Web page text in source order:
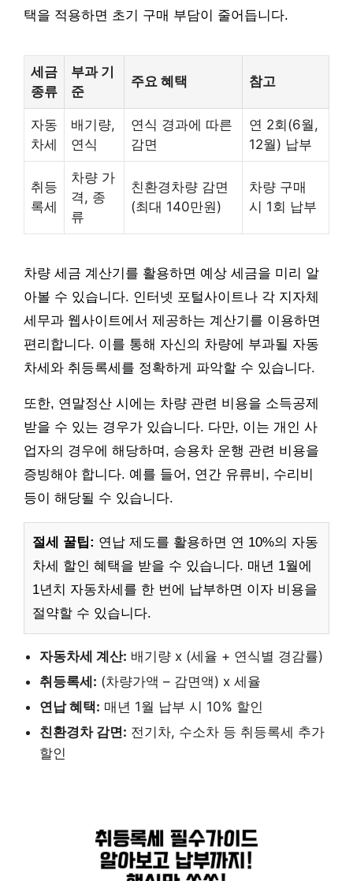
택을 적용하면 초기 구매 부담이 줄어듭니다.
세금
종류
부과 기
준
주요 혜택 참고
자동
차세
배기량,
연식
연식 경과에 따른
감면
연 2회(6월,
12월) 납부
취등
록세
차량 가
격, 종
류
친환경차량 감면
(최대 140만원)
차량 구매
시 1회 납부
차량 세금 계산기를 활용하면 예상 세금을 미리 알
아볼 수 있습니다. 인터넷 포털사이트나 각 지자체
세무과 웹사이트에서 제공하는 계산기를 이용하면
편리합니다. 이를 통해 자신의 차량에 부과될 자동
차세와 취등록세를 정확하게 파악할 수 있습니다.
또한, 연말정산 시에는 차량 관련 비용을 소득공제
받을 수 있는 경우가 있습니다. 다만, 이는 개인 사
업자의 경우에 해당하며, 승용차 운행 관련 비용을
증빙해야 합니다. 예를 들어, 연간 유류비, 수리비
등이 해당될 수 있습니다.
절세 꿀팁: 연납 제도를 활용하면 연 10%의 자동
차세 할인 혜택을 받을 수 있습니다. 매년 1월에
1년치 자동차세를 한 번에 납부하면 이자 비용을
절약할 수 있습니다.
자동차세 계산: 배기량 x (세율 + 연식별 경감률)
취등록세: (차량가액 – 감면액) x 세율
연납 혜택: 매년 1월 납부 시 10% 할인
친환경차 감면: 전기차, 수소차 등 취등록세 추가
할인